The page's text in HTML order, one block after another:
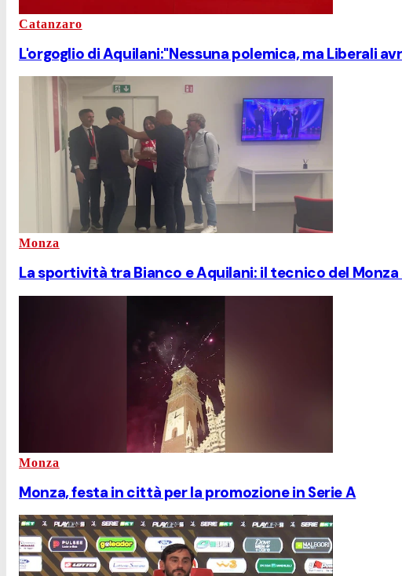
Catanzaro
L'orgoglio di Aquilani:"Nessuna polemica, ma Liberali
Monza
La sportività tra Bianco e Aquilani: il tecnico del
Monza
Monza, festa in città per la promozione in Serie A